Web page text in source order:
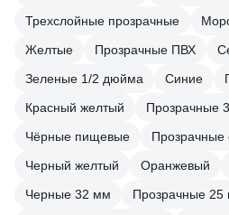
Трехслойные прозрачные
Желтые
Прозрачные ПВХ
Зеленые 1/2 дюйма
Синие
Красный желтый
Прозрачные
Чёрные пищевые
Прозрачные
Черный желтый
Оранжевый
Черные 32 мм
Прозрачные 25